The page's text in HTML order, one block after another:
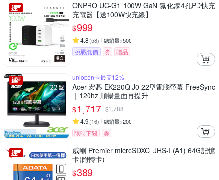
ONPRO UC-G1 100W GaN 氮化鎵4孔PD快充
充電器【送100W快充線】
$999
4.8 (58) 總銷量>500
挑戰低價 券 贈品
uniopen卡最高12%
Acer 宏碁 EK220Q J0 22型電腦螢幕 FreeSync
｜120hz 順暢畫面再提升
$1,717 $1,788
4.9 (16) 總銷量>200
限時下殺 券
威剛 Premier microSDXC UHS-I (A1) 64G記憶
卡(附轉卡)
$389